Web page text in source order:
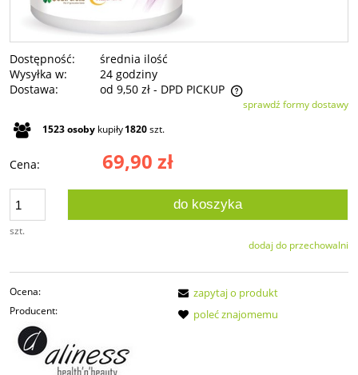
Dostępność:
średnia ilość
Wysyłka w:
24 godziny
Dostawa:
od 9,50 zł - DPD PICKUP
Cena nie zawiera ewentualnych kosztów płatnościsprawdź formy dostawy
1523osoby kupiły1820szt.
Cena: 69,90 zł
szt.
do koszyka
dodaj do przechowalni
Ocena:
Producent:
zapytaj o produkt
poleć znajomemu